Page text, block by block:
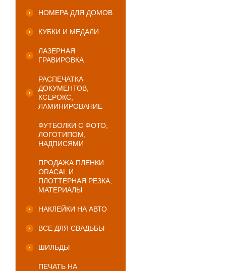
НОМЕРА ДЛЯ ДОМОВ
КУБКИ И МЕДАЛИ
ЛАЗЕРНАЯ
ГРАВИРОВКА
РАСПЕЧАТКА
ДОКУМЕНТОВ,
КСЕРОКС,
ЛАМИНИРОВАНИЕ
ФУТБОЛКИ С ФОТО,
ЛОГОТИПОМ,
НАДПИСЯМИ
ПРОДАЖА ПЛЕНКИ
ORACAL И
ПЛОТТЕРНАЯ РЕЗКА,
МАТЕРИАЛЫ
НАКЛЕЙКИ НА АВТО
ВСЕ ДЛЯ СВАДЬБЫ
ШИЛЬДЫ
ПЕЧАТЬ НА